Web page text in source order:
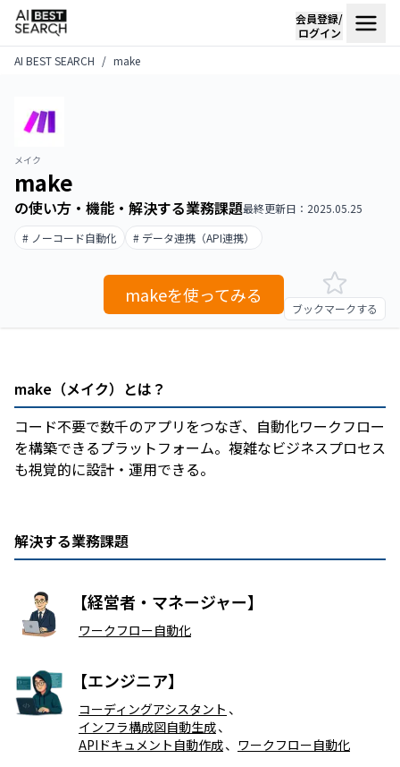
会員登録/
ログイン
AI BEST SEARCH
make
メイク
make
の使い方・機能・解決する業務課題最終更新日：2025.05.25
# ノーコード自動化
# データ連携（API連携）
ブックマークする
makeを使ってみる
make（メイク）とは？
コード不要で数千のアプリをつなぎ、自動化ワークフロー
を構築できるプラットフォーム。複雑なビジネスプロセス
も視覚的に設計・運用できる。
解決する業務課題
【経営者・マネージャー】
ワークフロー自動化
【エンジニア】
コーディングアシスタント 、
インフラ構成図自動生成、
APIドキュメント自動作成、 ワークフロー自動化